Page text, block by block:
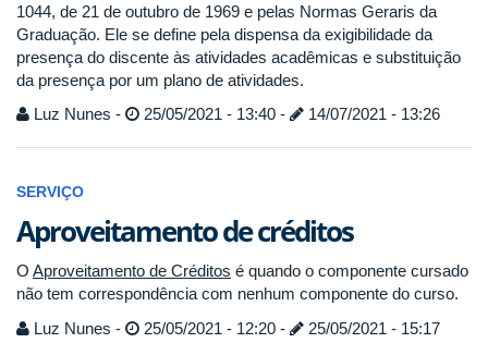
1044, de 21 de outubro de 1969 e pelas Normas Geraris da
Graduação. Ele se define pela dispensa da exigibilidade da
presença do discente às atividades acadêmicas e substituição
da presença por um plano de atividades.
Luz Nunes -
25/05/2021 - 13:40 - 14/07/2021 - 13:26
SERVIÇO
Aproveitamento de créditos
O Aproveitamento de Créditos é quando o componente cursado
não tem correspondência com nenhum componente do curso.
Luz Nunes -
25/05/2021 - 12:20 - 25/05/2021 - 15:17